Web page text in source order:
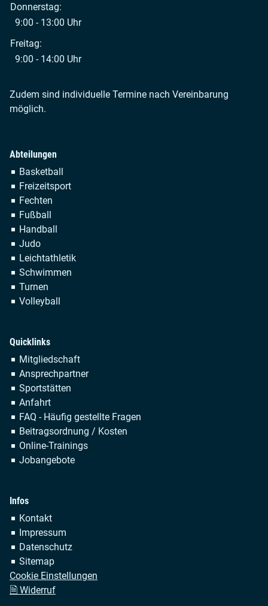
Donnerstag:
9:00 - 13:00 Uhr
Freitag:
9:00 - 14:00 Uhr
Zudem sind individuelle Termine nach Vereinbarung
möglich.
Abteilungen
Navigation
überspringen
Basketball
Freizeitsport
Fechten
Fußball
Handball
Judo
Leichtathletik
Schwimmen
Turnen
Volleyball
Quicklinks
Navigation
überspringen
Mitgliedschaft
Ansprechpartner
Sportstätten
Anfahrt
FAQ - Häufig gestellte Fragen
Beitragsordnung / Kosten
Online-Trainings
Jobangebote
Infos
Navigation
überspringen
Kontakt
Impressum
Datenschutz
Sitemap
Cookie Einstellungen
🗎 Widerruf